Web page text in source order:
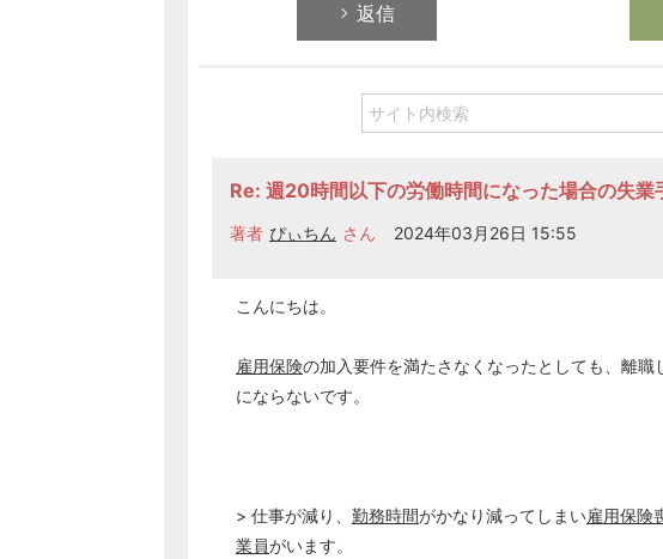
返信
Re: 週20時間以下の労働時間になった場合の失業
著者 ぴぃちん さん 2024年03月26日 15:55
こんにちは。
雇用保険の加入要件を満たさなくなったとしても、離職
にならないです。
> 仕事が減り、 勤務時間がかなり減ってしまい雇用保険
業員がいます。